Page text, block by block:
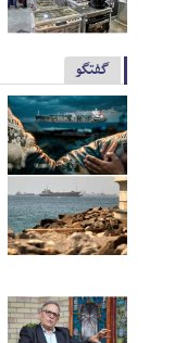
گفتگو